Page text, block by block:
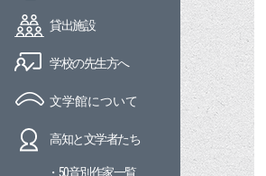
貸出施設
学校の先生方へ
文学館について
高知と文学者たち
・50音別作家一覧